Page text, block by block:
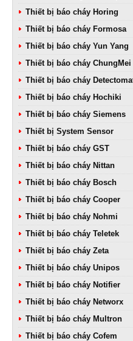
Thiết bị báo cháy Horing
Thiết bị báo cháy Formosa
Thiết bị báo cháy Yun Yang
Thiết bị báo cháy ChungMei
Thiết bị báo cháy
Thiết bị báo cháy Hochiki
Thiết bị báo cháy Siemens
Thiết bị System Sensor
Thiết bị báo cháy GST
Thiết bị báo cháy Nittan
Thiết bị báo cháy Bosch
Thiết bị báo cháy Cooper
Thiết bị báo cháy Nohmi
Thiết bị báo cháy Teletek
Thiết bị báo cháy Zeta
Thiết bị báo cháy Unipos
Thiết bị báo cháy Notifier
Thiết bị báo cháy Networx
Thiết bị báo cháy Multron
Thiết bị báo cháy Cofem